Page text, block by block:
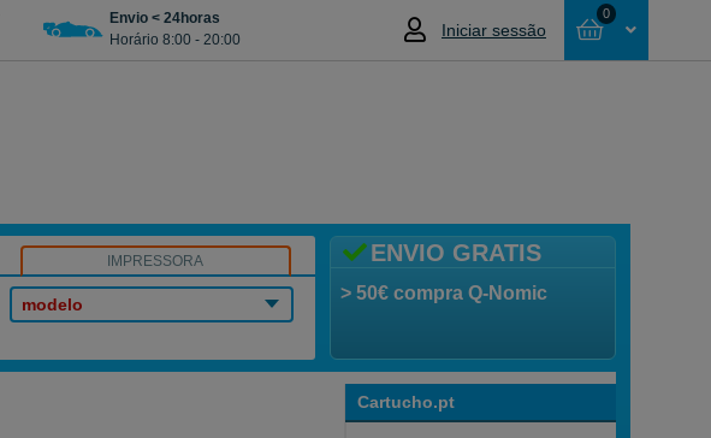
Envio < 24horas
Horário 8:00 - 20:00
Iniciar sessão
0
ENVIO GRATIS
> 50€ compra Q-Nomic
IMPRESSORA
modelo
Cartucho.pt